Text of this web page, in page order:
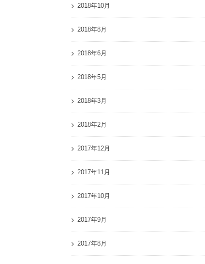
2018年10月
2018年8月
2018年6月
2018年5月
2018年3月
2018年2月
2017年12月
2017年11月
2017年10月
2017年9月
2017年8月